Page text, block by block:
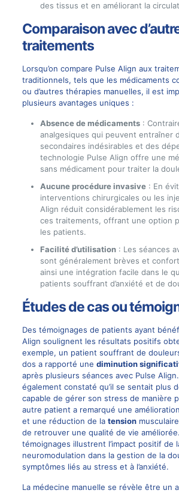
des tissus et en améliorant la
Comparaison avec
traitements
Lorsqu’on compare Pulse Align aux
traditionnels, tels que les médicaments
ou d’autres thérapies manuelles, il est
plusieurs avantages uniques :
Absence de médicaments:
analgesiques qui peuvent entraîner
secondaires indésirables et des
technologie Pulse Align offre une
sans médicament pour traiter la
Aucune procédure invasive: En
interventions chirurgicales ou les
Align réduit considérablement les
ces traitements, offrant une option
les patients.
Facilité d’utilisation: Les séances
sont généralement brèves et
ainsi une intégration facile dans le
patients souffrant d’anxiété et de
Études de cas ou
Des témoignages de patients ayant
Align soulignent les résultats positifs
exemple, un patient souffrant de
dos a rapporté une diminution
après plusieurs séances avec Pulse
également constaté qu’il se sentait plus
capable de gérer son stress de manière
autre patient a remarqué une
et une réduction de la tension
de retrouver une qualité de vie
témoignages illustrent l’impact positif de
neuromodulation dans la gestion de la
symptômes liés au stress et à l’anxiété.
La médecine manuelle se révèle être un